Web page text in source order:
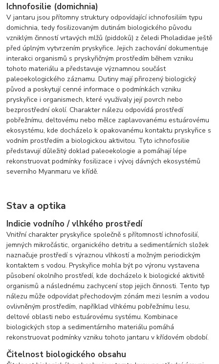
Ichnofosilie (domichnia)
V jantaru jsou přítomny struktury odpovídající ichnofosiliím typu
domichnia, tedy fosilizovaným dutinám biologického původu
vzniklým činností vrtavých mlžů (piddoků) z čeledi Pholadidae ještě
před úplným vytvrzením pryskyřice. Jejich zachování dokumentuje
interakci organismů s pryskyřičným prostředím během vzniku
tohoto materiálu a představuje významnou součást
paleoekologického záznamu. Dutiny mají přirozený biologický
původ a poskytují cenné informace o podmínkách vzniku
pryskyřice i organismech, které využívaly její povrch nebo
bezprostřední okolí. Charakter nálezu odpovídá prostředí
pobřežnímu, deltovému nebo mělce zaplavovanému estuárovému
ekosystému, kde docházelo k opakovanému kontaktu pryskyřice s
vodním prostředím a biologickou aktivitou. Tyto ichnofosilie
představují důležitý doklad paleoekologie a pomáhají lépe
rekonstruovat podmínky fosilizace i vývoj dávných ekosystémů
severního Myanmaru ve křídě.
Stav a optika
Indicie vodního / vlhkého prostředí
Vnitřní charakter pryskyřice společně s přítomností ichnofosilií,
jemných mikročástic, organického detritu a sedimentárních složek
naznačuje prostředí s výraznou vlhkostí a možným periodickým
kontaktem s vodou. Pryskyřice mohla být po výronu vystavena
působení okolního prostředí, kde docházelo k biologické aktivitě
organismů a následnému zachycení stop jejich činnosti. Tento typ
nálezu může odpovídat přechodovým zónám mezi lesním a vodou
ovlivněným prostředím, například vlhkému pobřežnímu lesu,
deltové oblasti nebo estuárovému systému. Kombinace
biologických stop a sedimentárního materiálu pomáhá
rekonstruovat podmínky vzniku tohoto jantaru v křídovém období.
Čitelnost biologického obsahu